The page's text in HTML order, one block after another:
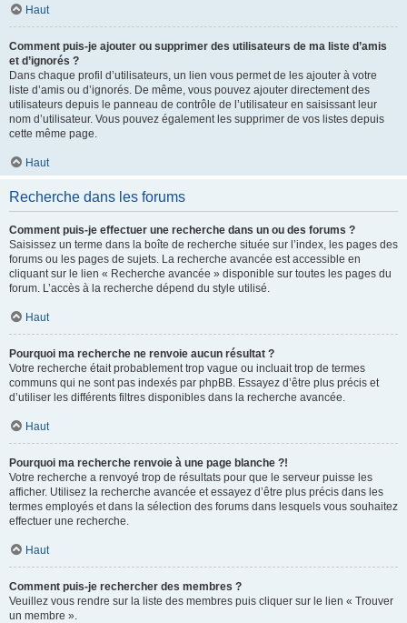
Haut
Comment puis-je ajouter ou supprimer des utilisateurs de ma liste d’amis
et d’ignorés ?
Dans chaque profil d’utilisateurs, un lien vous permet de les ajouter à votre
liste d’amis ou d’ignorés. De même, vous pouvez ajouter directement des
utilisateurs depuis le panneau de contrôle de l’utilisateur en saisissant leur
nom d’utilisateur. Vous pouvez également les supprimer de vos listes depuis
cette même page.
Haut
Recherche dans les forums
Comment puis-je effectuer une recherche dans un ou des forums ?
Saisissez un terme dans la boîte de recherche située sur l’index, les pages des
forums ou les pages de sujets. La recherche avancée est accessible en
cliquant sur le lien « Recherche avancée » disponible sur toutes les pages du
forum. L’accès à la recherche dépend du style utilisé.
Haut
Pourquoi ma recherche ne renvoie aucun résultat ?
Votre recherche était probablement trop vague ou incluait trop de termes
communs qui ne sont pas indexés par phpBB. Essayez d’être plus précis et
d’utiliser les différents filtres disponibles dans la recherche avancée.
Haut
Pourquoi ma recherche renvoie à une page blanche ?!
Votre recherche a renvoyé trop de résultats pour que le serveur puisse les
afficher. Utilisez la recherche avancée et essayez d’être plus précis dans les
termes employés et dans la sélection des forums dans lesquels vous souhaitez
effectuer une recherche.
Haut
Comment puis-je rechercher des membres ?
Veuillez vous rendre sur la liste des membres puis cliquer sur le lien « Trouver
un membre ».